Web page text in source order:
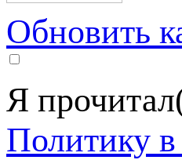
Обновить
Я
Политику